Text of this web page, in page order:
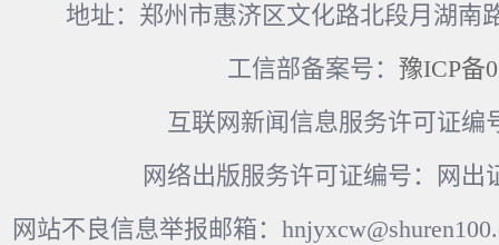
地址：郑州市惠济区文化路北段月湖南
工信部备案号： 豫ICP备
互联网新闻信息服务许可证编
网络出版服务许可证编号：网出
网站不良信息举报邮箱：